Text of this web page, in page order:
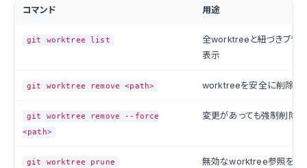
コマンド 用途
git worktree list
全worktreeと紐づきブラ
表示
git worktree remove <path> worktreeを安全に削除
git worktree remove --force
<path>
変更があっても強制削除
git worktree prune 無効なworktree参照を整